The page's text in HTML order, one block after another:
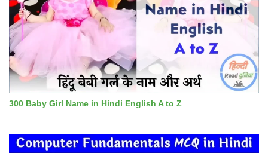
300 Baby Girl Name in Hindi English A to Z